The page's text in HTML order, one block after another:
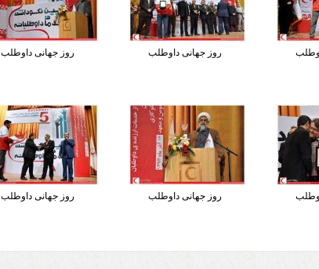
روز جهانی داوطلب روز جهانی داوطلب
روز جهانی داوطلب روز جهانی داوطلب